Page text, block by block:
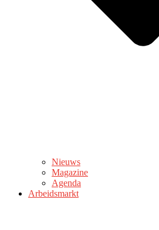
Nieuws
Magazine
Agenda
Arbeidsmarkt